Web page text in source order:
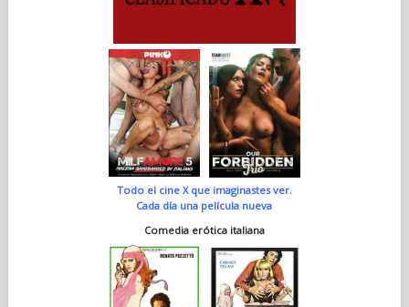
Todo el cine X que imaginastes ver.
Cada día una película nueva
Comedia erótica italiana